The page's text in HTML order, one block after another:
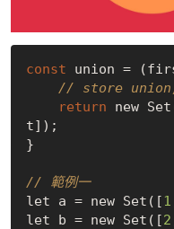
const union =
// store union,
return new
t]);
}
// 範例一
let a = new Set([1
let b = new Set([2